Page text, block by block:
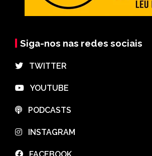
Siga-nos nas redes sociais
⠀TWITTER
⠀YOUTUBE
⠀PODCASTS
⠀INSTAGRAM